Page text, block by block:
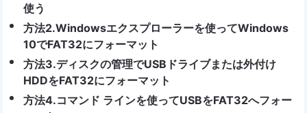
使う
方法2.Windowsエクスプローラーを使ってWindows
10でFAT32にフォーマット
方法3.ディスクの管理でUSBドライブまたは外付け
HDDをFAT32にフォーマット
方法4.コマンド ラインを使ってUSBをFAT32へフォー